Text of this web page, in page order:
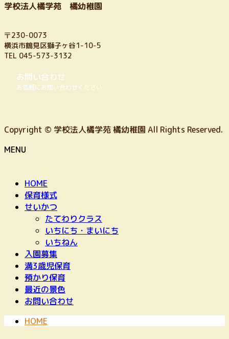
学校法人橘学苑 橘幼稚園
〒230-0073
横浜市鶴見区獅子ヶ谷1-10-5
TEL 045-573-3132
お問い合わせ
お気軽にお問い合わせください
Copyright © 学校法人橘学苑 橘幼稚園 All Rights Reserved.
MENU
HOME
保育様式
せいかつ
たてわりクラス
いちにち・まいにち
いちねん
入園募集
満3歳児保育
預かり保育
最近の景色
お問い合わせ
HOME